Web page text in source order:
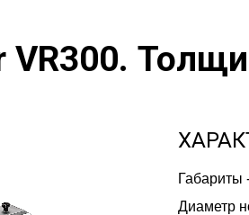
VR300.
Габариты
Диаметр